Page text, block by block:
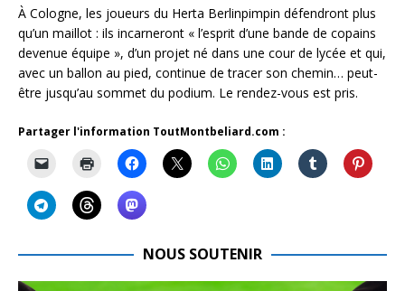
À Cologne, les joueurs du Herta Berlinpimpin défendront plus
qu’un maillot : ils incarneront « l’esprit d’une bande de copains
devenue équipe », d’un projet né dans une cour de lycée et qui,
avec un ballon au pied, continue de tracer son chemin… peut-
être jusqu’au sommet du podium. Le rendez-vous est pris.
Partager l'information ToutMontbeliard.com :
NOUS SOUTENIR